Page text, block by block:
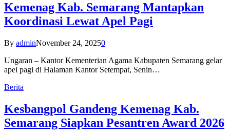
Kemenag Kab. Semarang Mantapkan
Koordinasi Lewat Apel Pagi
By adminNovember 24, 20250
Ungaran – Kantor Kementerian Agama Kabupaten Semarang gelar
apel pagi di Halaman Kantor Setempat, Senin…
Berita
Kesbangpol Gandeng Kemenag Kab.
Semarang Siapkan Pesantren Award 2026